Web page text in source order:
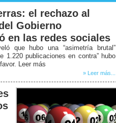
el rechazo al
Gobierno
en las redes sociales
que hubo una “asimetría brutal”
1.220 publicaciones en contra” hubo
Leer más
» Leer más...